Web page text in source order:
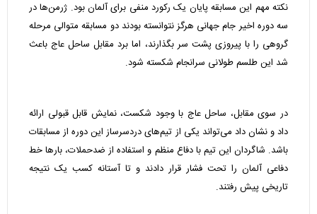
نکته مهم این مسابقه پایان یک رکورد منفی برای آلمان بود. ژرمن‌ها در
سه دوره اخیر جام جهانی هرگز نتوانسته بودند دو مسابقه متوالی مرحله
گروهی را با پیروزی پشت سر بگذارند، اما برد مقابل ساحل عاج باعث
شد این طلسم طولانی سرانجام شکسته شود.
در سوی مقابل، ساحل عاج با وجود شکست، نمایش قابل قبولی ارائه
داد و نشان داد می‌تواند یکی از تیم‌های دردسرساز این دوره از مسابقات
باشد. شاگردان این تیم با دفاع منظم و استفاده از ضدحملات، بارها خط
دفاعی آلمان را تحت فشار قرار دادند و تا آستانه کسب یک نتیجه
تاریخی پیش رفتند.